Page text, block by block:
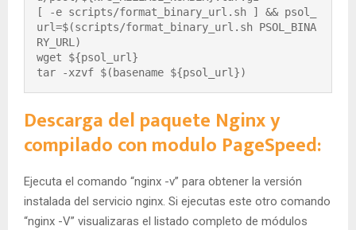
[ -e scripts/format_binary_url.sh ] && psol_
url=$(scripts/format_binary_url.sh PSOL_BINA
RY_URL)
wget ${psol_url}
tar -xzvf $(basename ${psol_url})
Descarga del paquete Nginx y
compilado con modulo PageSpeed:
Ejecuta el comando “nginx -v” para obtener la versión
instalada del servicio nginx. Si ejecutas este otro comando
“nginx -V” visualizaras el listado completo de módulos